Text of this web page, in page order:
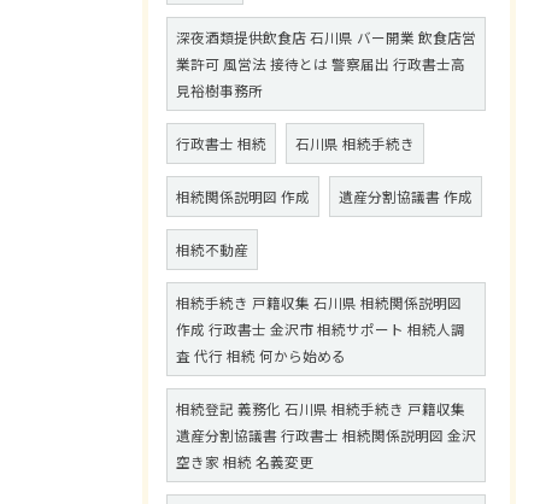
深夜酒類提供飲食店 石川県 バー開業 飲食店営
業許可 風営法 接待とは 警察届出 行政書士高
見裕樹事務所
行政書士 相続 石川県 相続手続き
相続関係説明図 作成 遺産分割協議書 作成
相続不動産
相続手続き 戸籍収集 石川県 相続関係説明図
作成 行政書士 金沢市 相続サポート 相続人調
査 代行 相続 何から始める
相続登記 義務化 石川県 相続手続き 戸籍収集
遺産分割協議書 行政書士 相続関係説明図 金沢
空き家 相続 名義変更